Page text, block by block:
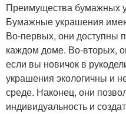
Преимущества бумажных
Бумажные украшения
Во-первых, они доступны
каждом доме. Во-вторых,
если вы новичок в
украшения экологичны и
среде. Наконец, они
индивидуальность и